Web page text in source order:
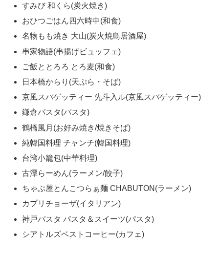
すみび 和くら(炭火焼き)
おひつごはん四六時中(和食)
名物もも焼き 大山(炭火焼鳥居酒屋)
串家物語(串揚げビュッフェ)
ご飯ととろろ とろ麦(和食)
日本橋からり(天ぷら・そば)
京風スパゲッティー 先斗入ル(京風スパゲッティー)
鎌倉パスタ(パスタ)
鶴橋風月(お好み焼き/焼きそば)
純韓国料理 チャンチ(韓国料理)
台湾小籠包(中華料理)
古潭らーめん(ラーメン/餃子)
ちゃぶ屋とんこつらぁ麺 CHABUTON(ラーメン)
カプリチョーザ(イタリアン)
神戸パスタ パスタ＆スイーツ(パスタ)
シアトルズベストコーヒー(カフェ)